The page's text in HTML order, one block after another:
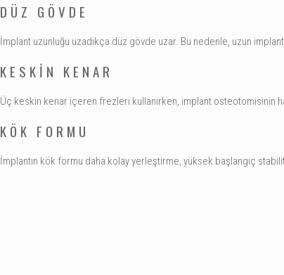
DÜZ GÖVDE
İmplant uzunluğu uzadıkça düz gövde uzar. Bu nedenle, uzun
KESKİN KENAR
Üç keskin kenar içeren frezleri kullanırken, implant osteotomisinin
KÖK FORMU
İmplantın kök formu daha kolay yerleştirme, yüksek başlangıç